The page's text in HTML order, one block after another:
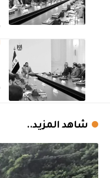
شاهد المزيد..